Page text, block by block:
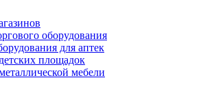
оборудования
для аптек
площадок
мебели